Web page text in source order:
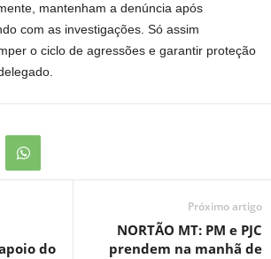
mantenham a denúncia após
com as investigações. Só assim
o ciclo de agressões e garantir proteção
do
Próximo artigo
NORTÃO MT: PM e PJC
prendem na manhã de